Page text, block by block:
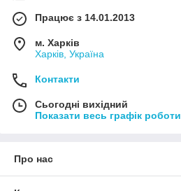
Працює з 14.01.2013
м. Харків
Харків, Україна
Контакти
Сьогодні вихідний
Показати весь графік роботи
Про нас